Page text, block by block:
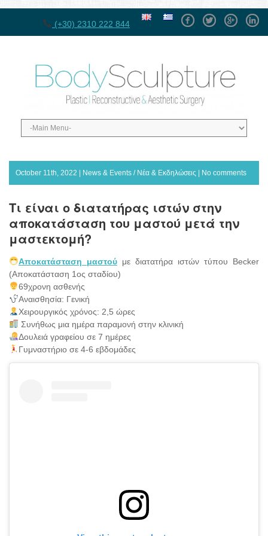
(+30) 2310 222 844
FacebookTwitterGPlus
October 11th, 2022 | News & Events / Νέα & Εκδηλώσεις | No comments
Τι είναι ο διατατήρας ιστών στην
αποκατάσταση του μαστού μετά την
μαστεκτομή?
Αποκατάσταση μαστούμε διατατήρα ιστών τύπου Becker
(Αποκατάσταση 1ος σταδίου)
69χρονη ασθενής
Αναισθησία: Γενική
Χειρουργικός χρόνος: 2,5 ώρες
Συνήθως μια ημέρα παραμονή στην κλινική
Δουλειά γραφείου σε 7 ημέρες
Γυμναστήριο σε 4-6 εβδομάδες